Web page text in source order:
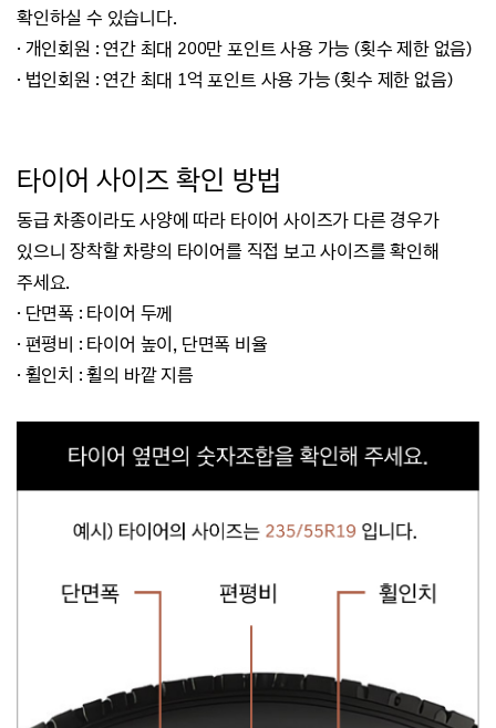
확인하실 수 있습니다.
· 개인회원 : 연간 최대 200만 포인트 사용 가능 (횟수 제한 없음)
· 법인회원 : 연간 최대 1억 포인트 사용 가능 (횟수 제한 없음)
타이어 사이즈 확인 방법
동급 차종이라도 사양에 따라 타이어 사이즈가 다른 경우가
있으니 장착할 차량의 타이어를 직접 보고 사이즈를 확인해
주세요.
· 단면폭 : 타이어 두께
· 편평비 : 타이어 높이, 단면폭 비율
· 휠인치 : 휠의 바깥 지름